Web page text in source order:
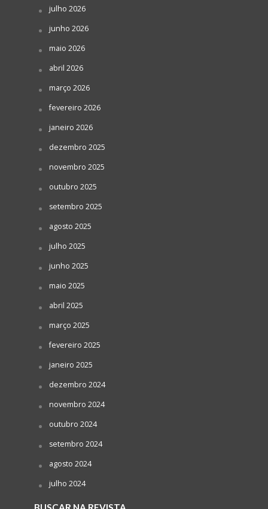
julho 2026
junho 2026
maio 2026
abril 2026
março 2026
fevereiro 2026
janeiro 2026
dezembro 2025
novembro 2025
outubro 2025
setembro 2025
agosto 2025
julho 2025
junho 2025
maio 2025
abril 2025
março 2025
fevereiro 2025
janeiro 2025
dezembro 2024
novembro 2024
outubro 2024
setembro 2024
agosto 2024
julho 2024